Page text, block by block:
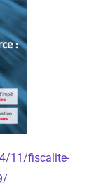
11/fiscalite-